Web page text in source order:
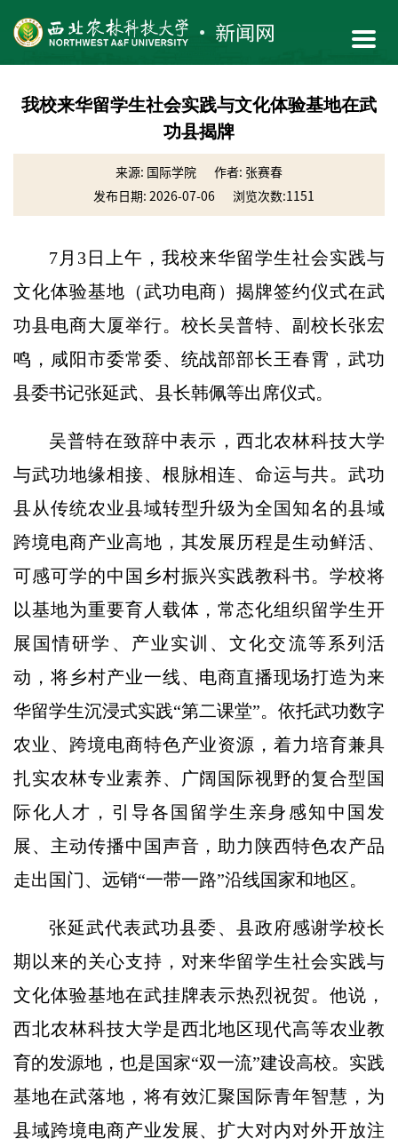
我校来华留学生社会实践与文化体验基地在武
功县揭牌
来源: 国际学院
作者: 张赛春
发布日期: 2026-07-06
浏览次数:1151
7月3日上午，我校来华留学生社会实践与
文化体验基地（武功电商）揭牌签约仪式在武
功县电商大厦举行。校长吴普特、副校长张宏
鸣，咸阳市委常委、统战部部长王春霄，武功
县委书记张延武、县长韩佩等出席仪式。
吴普特在致辞中表示，西北农林科技大学
与武功地缘相接、根脉相连、命运与共。武功
县从传统农业县域转型升级为全国知名的县域
跨境电商产业高地，其发展历程是生动鲜活、
可感可学的中国乡村振兴实践教科书。学校将
以基地为重要育人载体，常态化组织留学生开
展国情研学、产业实训、文化交流等系列活
动，将乡村产业一线、电商直播现场打造为来
华留学生沉浸式实践“第二课堂”。依托武功数字
农业、跨境电商特色产业资源，着力培育兼具
扎实农林专业素养、广阔国际视野的复合型国
际化人才，引导各国留学生亲身感知中国发
展、主动传播中国声音，助力陕西特色农产品
走出国门、远销“一带一路”沿线国家和地区。
张延武代表武功县委、县政府感谢学校长
期以来的关心支持，对来华留学生社会实践与
文化体验基地在武挂牌表示热烈祝贺。他说，
西北农林科技大学是西北地区现代高等农业教
育的发源地，也是国家“双一流”建设高校。实践
基地在武落地，将有效汇聚国际青年智慧，为
县域跨境电商产业发展、扩大对内对外开放注